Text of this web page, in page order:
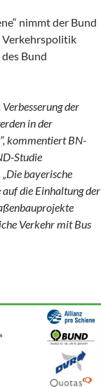
nimmt der Bund
Verkehrspolitik
Bund
der
in der
kommentiert BN-
Studie
bayerische
die Einhaltung der
Verkehr mit Bus